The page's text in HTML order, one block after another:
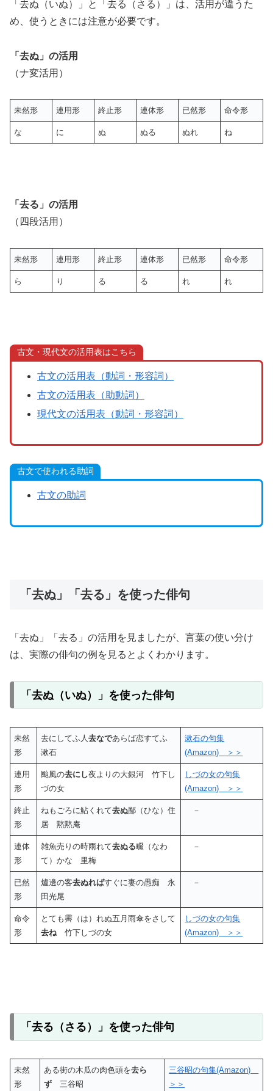
「去ぬ（いぬ）」と「去る（さる）」は、活用が違うた
め、使うときには注意が必要です。
「去ぬ」の活用
（ナ変活用）
未然形 連用形 終止形 連体形 已然形 命令形
な に ぬ ぬる ぬれ ね
「去る」の活用
（四段活用）
未然形 連用形 終止形 連体形 已然形 命令形
ら り る る れ れ
古文・現代文の活用表はこちら
古文の活用表（動詞・形容詞）
古文の活用表（助動詞）
現代文の活用表（動詞・形容詞）
古文で使われる助詞
古文の助詞
「去ぬ」「去る」を使った俳句
「去ぬ」「去る」の活用を見ましたが、言葉の使い分け
は、実際の俳句の例を見るとよくわかります。
「去ぬ（いぬ）」を使った俳句
未然
形
去にしてふ人去なであらば恋すてふ
漱石
漱石の句集
(Amazon) ＞＞
連用
形
颱風の去にし夜よりの大銀河 竹下し
づの女
しづの女の句集
(Amazon) ＞＞
終止
形
ねもごろに鮎くれて去ぬ鄙（ひな）住
居 黙黙庵
－
連体
形
雑魚売りの時雨れて去ぬる畷（なわ
て）かな 里梅
－
已然
形
爐邊の客去ぬればすぐに妻の愚痴 永
田光尾
－
命令
形
とても霽（は）れぬ五月雨傘をさして
去ね 竹下しづの女
しづの女の句集
(Amazon) ＞＞
「去る（さる）」を使った俳句
未然
形
ある街の木瓜の肉色頭を去ら
ず 三谷昭
三谷昭の句集(Amazon)
＞＞